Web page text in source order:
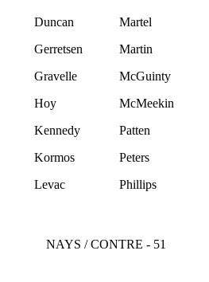
Duncan
Gerretsen
Gravelle
Hoy
Kennedy
Kormos
Levac
Martel
Martin
McGuinty
McMeekin
Patten
Peters
Phillips
NAYS / CONTRE - 51